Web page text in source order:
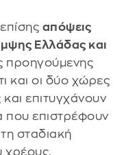
απόψεις
Ελλάδας και
προηγούμενης
και οι δύο χώρες
επιτυγχάνουν
που επιστρέφουν
σταδιακή
χρέους.